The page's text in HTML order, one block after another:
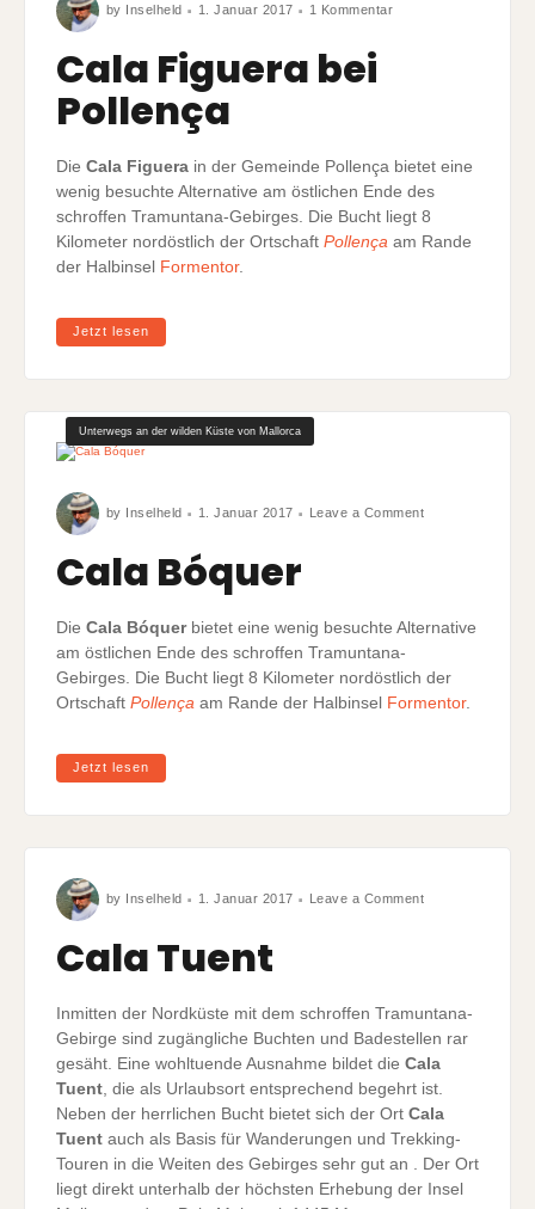
by Inselheld 1. Januar 2017 1 KommentarCala
Cala Figuera bei
Pollença
Die Cala Figuerain der Gemeinde Pollença bietet eine
wenig besuchte Alternative am östlichen Ende des
schroffen Tramuntana-Gebirges. Die Bucht liegt 8
Kilometer nordöstlich der Ortschaft Pollença am Rande
der Halbinsel
Formentor.
Jetzt lesen
Unterwegs an der wilden Küste von Mallorca
by Inselheld 1. Januar 2017 Leave a CommentCala
Cala Bóquer
Die Cala Bóquerbietet eine wenig besuchte Alternative
am östlichen Ende des schroffen Tramuntana-
Gebirges. Die Bucht liegt 8 Kilometer nordöstlich der
Ortschaft Pollença am Rande der Halbinsel Formentor.
Jetzt lesen
by Inselheld 1. Januar 2017 Leave a CommentCala
Cala Tuent
Inmitten der Nordküste mit dem schroffen Tramuntana-
Gebirge sind zugängliche Buchten und Badestellen rar
gesäht. Eine wohltuende Ausnahme bildet die Cala
Tuent, die als Urlaubsort entsprechend begehrt ist.
Neben der herrlichen Bucht bietet sich der Ort Cala
Tuentauch als Basis für Wanderungen und Trekking-
Touren in die Weiten des Gebirges sehr gut an . Der Ort
liegt direkt unterhalb der höchsten Erhebung der Insel